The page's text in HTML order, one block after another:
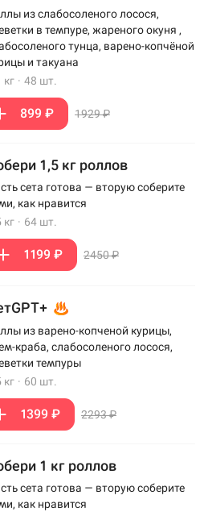
из слабосоленого лосося,
в темпуре, жареного окуня ,
тунца, варено-копчёной
и такуана
кг · 48 шт.
899 ₽ 1929 ₽
1,5 кг роллов
сета готова — вторую соберите
как нравится
кг · 64 шт.
1199 ₽ 2450 ₽
из варено-копченой курицы,
краба, слабосоленого лосося,
темпуры
кг · 60 шт.
1399 ₽ 2293 ₽
1 кг роллов
сета готова — вторую соберите
как нравится